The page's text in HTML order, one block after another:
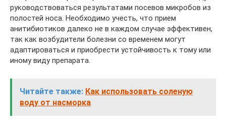
руководствоваться результатами посевов микробов из
полостей носа. Необходимо учесть, что прием
анитибиотиков далеко не в каждом случае эффективен,
так как возбудители болезни со временем могут
адаптироваться и приобрести устойчивость к тому или
иному виду препарата.
Читайте также: Как использовать соленую
воду от насморка